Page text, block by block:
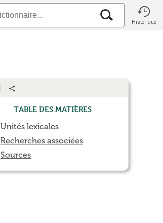
Historique
Table des matières
Unités lexicales
Recherches associées
Sources